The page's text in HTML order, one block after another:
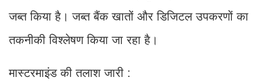
जब्त किया है। जब्त बैंक खातों और डिजिटल उपकरणों का
तकनीकी विश्लेषण किया जा रहा है।
मास्टरमाइंड की तलाश जारी :